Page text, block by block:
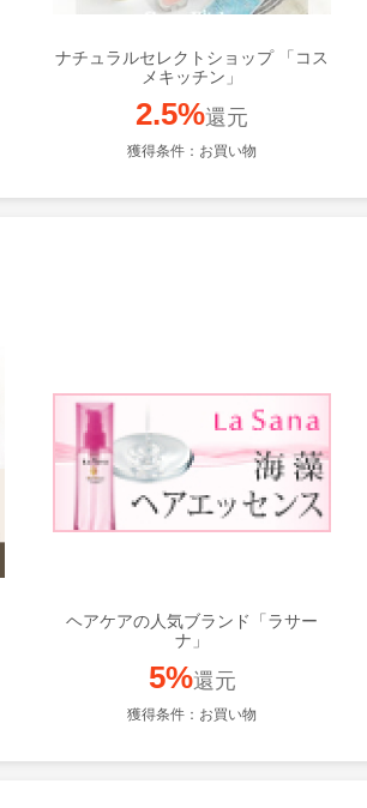
ナチュラルセレクトショップ 「コス
メキッチン」
2.5%還元
獲得条件：お買い物
ヘアケアの人気ブランド「ラサー
ナ」
5%還元
獲得条件：お買い物